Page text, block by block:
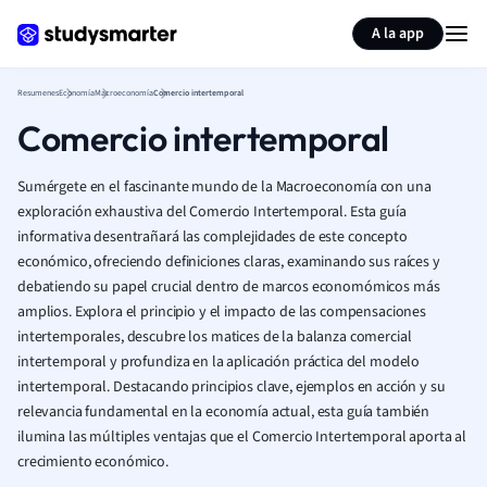
A la app
ResumenesEconomíaMacroeconomíaComercio intertemporal
Comercio intertemporal
Sumérgete en el fascinante mundo de la Macroeconomía con una
exploración exhaustiva del Comercio Intertemporal. Esta guía
informativa desentrañará las complejidades de este concepto
económico, ofreciendo definiciones claras, examinando sus raíces y
debatiendo su papel crucial dentro de marcos economómicos más
amplios. Explora el principio y el impacto de las compensaciones
intertemporales, descubre los matices de la balanza comercial
intertemporal y profundiza en la aplicación práctica del modelo
intertemporal. Destacando principios clave, ejemplos en acción y su
relevancia fundamental en la economía actual, esta guía también
ilumina las múltiples ventajas que el Comercio Intertemporal aporta al
crecimiento económico.
Resumir página